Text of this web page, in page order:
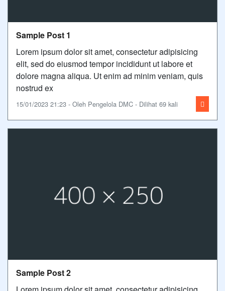
Sample Post 1
Lorem ipsum dolor sit amet, consectetur adipisicing
elit, sed do eiusmod tempor incididunt ut labore et
dolore magna aliqua. Ut enim ad minim veniam, quis
nostrud ex
15/01/2023 21:23 - Oleh Pengelola DMC - Dilihat 69 kali
Sample Post 2